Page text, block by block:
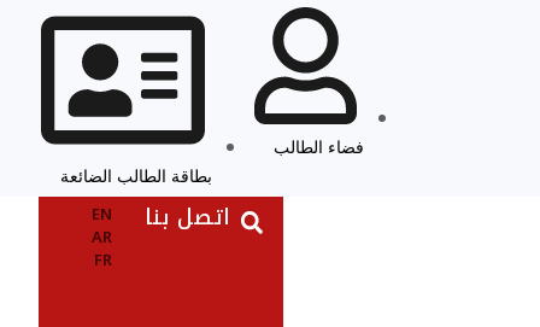
فضاء الطالب
بطاقة الطالب الضائعة
اتصل بنا
EN
AR
FR